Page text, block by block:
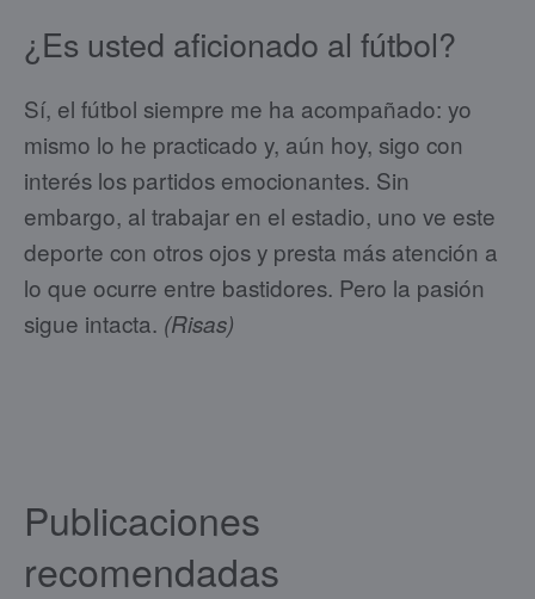
¿Es usted aficionado al fútbol?
Sí, el fútbol siempre me ha acompañado: yo
mismo lo he practicado y, aún hoy, sigo con
interés los partidos emocionantes. Sin
embargo, al trabajar en el estadio, uno ve este
deporte con otros ojos y presta más atención a
lo que ocurre entre bastidores. Pero la pasión
sigue intacta. (Risas)
Publicaciones
recomendadas